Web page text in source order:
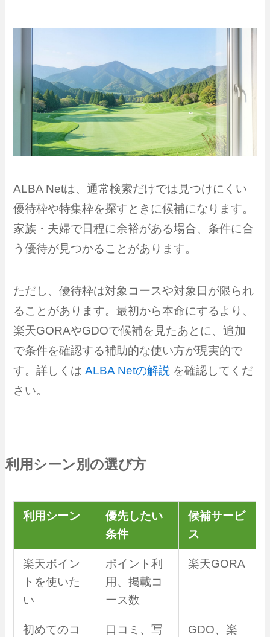
ALBA Netは、通常検索だけでは見つけにくい
優待枠や特集枠を探すときに候補になります。
家族・夫婦で日程に余裕がある場合、条件に合
う優待が見つかることがあります。
ただし、優待枠は対象コースや対象日が限られ
ることがあります。最初から本命にするより、
楽天GORAやGDOで候補を見たあとに、追加
で条件を確認する補助的な使い方が現実的で
す。詳しくはALBA Netの解説 を確認してくだ
さい。
利用シーン別の選び方
利用シーン
優先したい
条件
候補サービ
ス
楽天ポイン
トを使いた
い
ポイント利
用、掲載コ
ース数
楽天GORA
初めてのコ 口コミ、写 GDO、楽